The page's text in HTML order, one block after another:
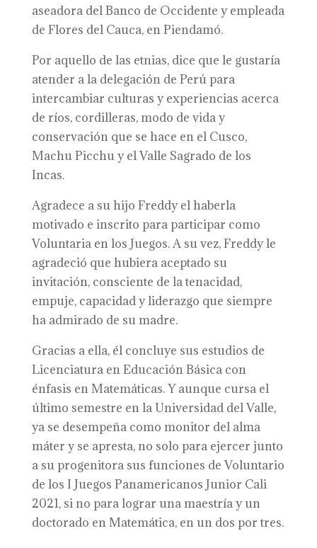
aseadora del Banco de Occidente y empleada
de Flores del Cauca, en Piendamó.
Por aquello de las etnias, dice que le gustaría
atender a la delegación de Perú para
intercambiar culturas y experiencias acerca
de ríos, cordilleras, modo de vida y
conservación que se hace en el Cusco,
Machu Picchu y el Valle Sagrado de los
Incas.
Agradece a su hijo Freddy el haberla
motivado e inscrito para participar como
Voluntaria en los Juegos. A su vez, Freddy le
agradeció que hubiera aceptado su
invitación, consciente de la tenacidad,
empuje, capacidad y liderazgo que siempre
ha admirado de su madre.
Gracias a ella, él concluye sus estudios de
Licenciatura en Educación Básica con
énfasis en Matemáticas. Y aunque cursa el
último semestre en la Universidad del Valle,
ya se desempeña como monitor del alma
máter y se apresta, no solo para ejercer junto
a su progenitora sus funciones de Voluntario
de los I Juegos Panamericanos Junior Cali
2021, si no para lograr una maestría y un
doctorado en Matemática, en un dos por tres.